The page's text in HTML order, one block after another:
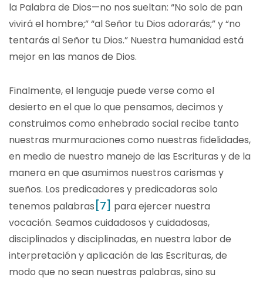
la Palabra de Dios—no nos sueltan: “No solo de pan
vivirá el hombre;” “al Señor tu Dios adorarás;” y “no
tentarás al Señor tu Dios.” Nuestra humanidad está
mejor en las manos de Dios.
Finalmente, el lenguaje puede verse como el
desierto en el que lo que pensamos, decimos y
construimos como enhebrado social recibe tanto
nuestras murmuraciones como nuestras fidelidades,
en medio de nuestro manejo de las Escrituras y de la
manera en que asumimos nuestros carismas y
sueños. Los predicadores y predicadoras solo
tenemos palabras [7] para ejercer nuestra
vocación. Seamos cuidadosos y cuidadosas,
disciplinados y disciplinadas, en nuestra labor de
interpretación y aplicación de las Escrituras, de
modo que no sean nuestras palabras, sino su